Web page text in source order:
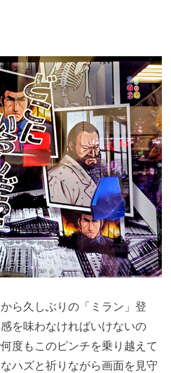
ら久しぶりの「ミラン」登
を味わなければいけないの
度もこのピンチを乗り越えて
ハズと祈りながら画面を見守